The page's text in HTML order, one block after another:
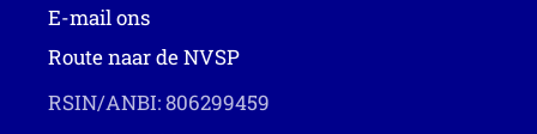
E-mail ons
Route naar de NVSP
RSIN/ANBI: 806299459